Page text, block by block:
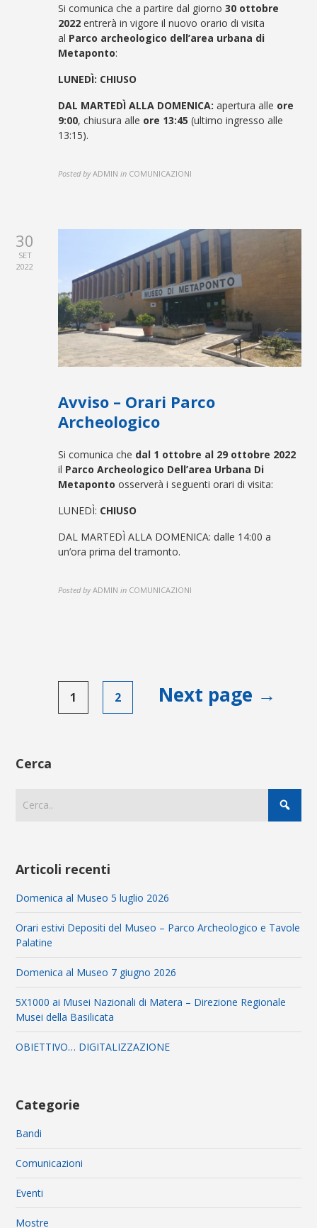
Si comunica che a partire dal giorno30 ottobre
2022 entrerà in vigore il nuovo orario di visita
al Parco archeologico dell’area urbana di
Metaponto:
LUNEDÌ: CHIUSO
DAL MARTEDÌ ALLA DOMENICA: apertura alle ore
9:00, chiusura alle ore 13:45 (ultimo ingresso alle
13:15).
Posted by ADMIN in COMUNICAZIONI
30
SET
2022
Avviso – Orari Parco
Archeologico
Si comunica che dal 1 ottobre al 29 ottobre 2022
il Parco Archeologico Dell’area Urbana Di
Metaponto osserverà i seguenti orari di visita:
LUNEDÌ: CHIUSO
DAL MARTEDÌ ALLA DOMENICA: dalle 14:00 a
un’ora prima del tramonto.
Posted by ADMIN in COMUNICAZIONI
Paginazione
degli
1 2 Next page →
Cerca
Articoli recenti
Domenica al Museo 5 luglio 2026
Orari estivi Depositi del Museo – Parco Archeologico e Tavole
Palatine
Domenica al Museo 7 giugno 2026
5X1000 ai Musei Nazionali di Matera – Direzione Regionale
Musei della Basilicata
OBIETTIVO… DIGITALIZZAZIONE
Categorie
Bandi
Comunicazioni
Eventi
Mostre